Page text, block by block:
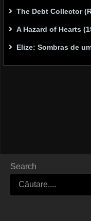
The Debt Collector
A Hazard of Hearts
Elize: Sombras de
Search